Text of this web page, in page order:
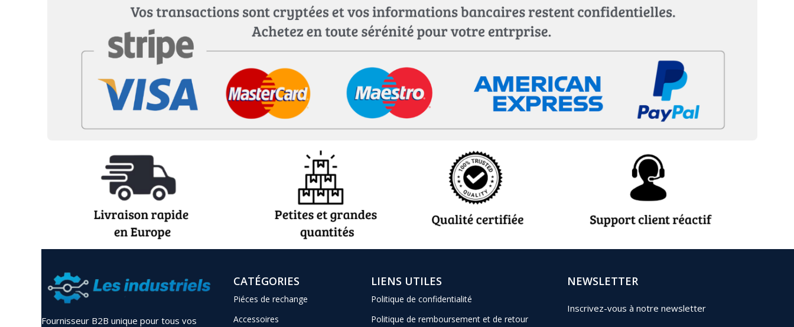
Fournisseur B2B unique pour tous vos
CATÉGORIES
Piéces de rechange
Accessoires
LIENS UTILES
Politique de confidentialité
Politique de remboursement et de retour
NEWSLETTER
Inscrivez-vous à notre newsletter